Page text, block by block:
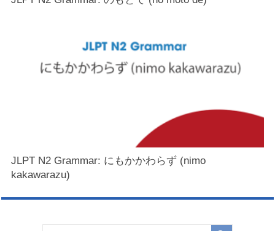
JLPT N2 Grammar: にもかかわらず (nimo
kakawarazu)